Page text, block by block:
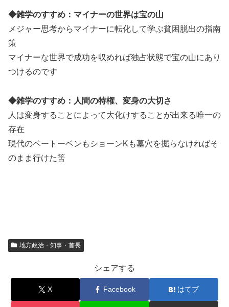
◆雑学のすすめ：マイナーの世界は宝の山
メジャー思考からマイナーに転化して学ぶ貧困脱出の指南
策
マイナーな世界で成功を収めれば独占状態で宝の山にあり
つけるのです
◆雑学のすすめ：人間の特権、変身の大切さ
人は変身することによって大化けすることが出来る唯一の
存在
現代のベートーベンもショーンKも墓穴を掘らなければそ
のまま行けた筈
地方政治・知事・首長
シェアする
X Facebook はてブ